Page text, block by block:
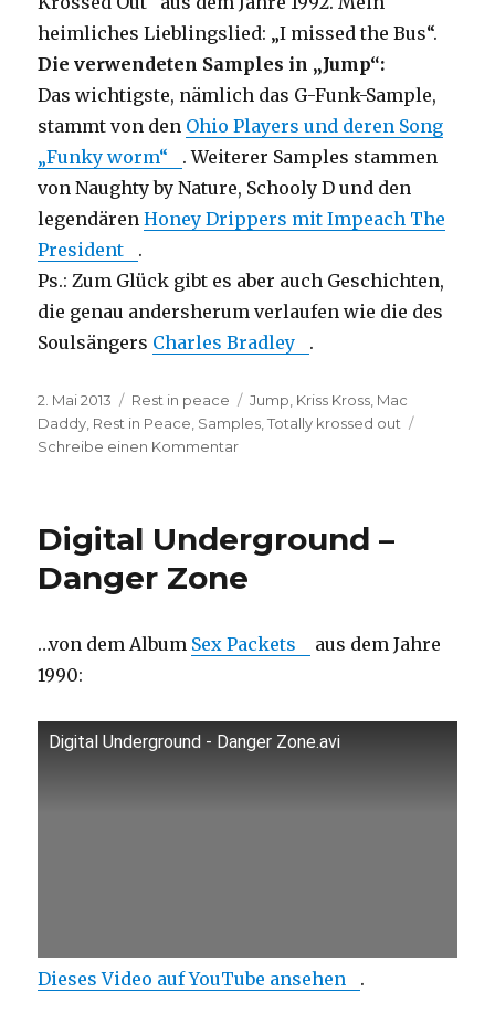
heimliches Lieblingslied: „I missed the Bus“.
Die verwendeten Samples in „Jump“:
Das wichtigste, nämlich das G-Funk-Sample,
stammt von den Ohio Players und deren Song
„Funky worm“
. Weiterer Samples stammen
von Naughty by Nature, Schooly D und den
legendärenHoney Drippers mit Impeach The
President
.
Ps.: Zum Glück gibt es aber auch Geschichten,
die genau andersherum verlaufen wie die des
Soulsängers Charles Bradley .
Veröffentlicht
am
2. Mai 2013 Kategorien
Rest in peace Schlagwörter
Jump, Kriss Kross, Mac
Daddy, Rest in Peace, Samples,Totally krossed out
Schreibe einen Kommentarzu
Chris
Kelly
von
Digital Underground –
Danger Zone
…von dem Album Sex Packets
aus dem Jahre
1990:
Digital Underground - Danger Zone.avi
Dieses Video auf YouTube ansehen .